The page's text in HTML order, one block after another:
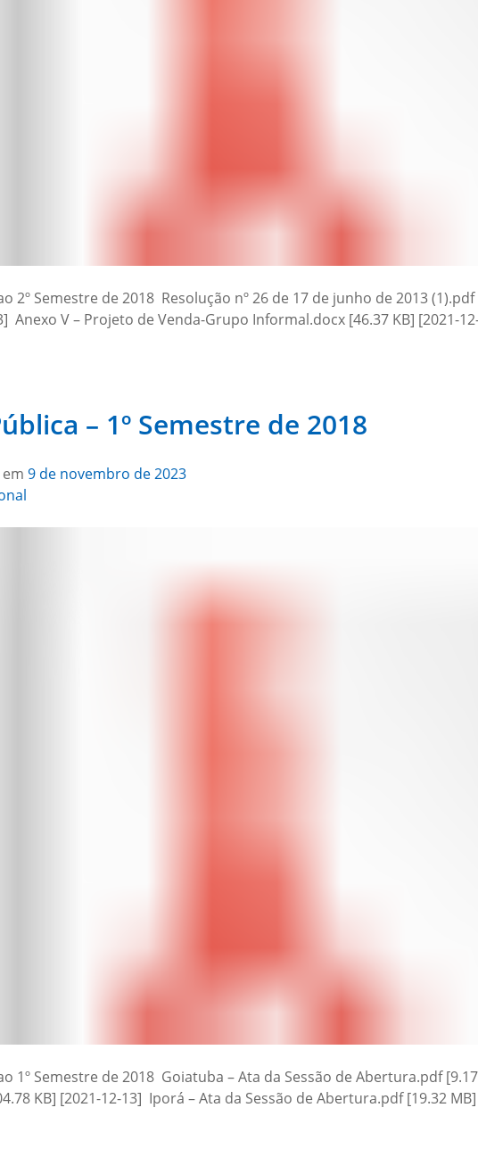
2º Semestre de 2018 Resolução nº 26 de 17 de junho de 2013
Anexo V – Projeto de Venda-Grupo Informal.docx [46.37 KB] [2021-
– 1º Semestre de 2018
9 de novembro de 2023
1º Semestre de 2018 Goiatuba – Ata da Sessão de Abertura.pdf
KB] [2021-12-13] Iporá – Ata da Sessão de Abertura.pdf [19.32